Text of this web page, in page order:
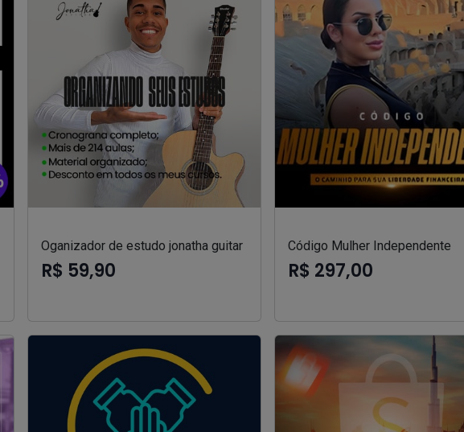
Oganizador de estudo jonatha guitar
R$ 59,90
Código Mulher Independente
R$ 297,00